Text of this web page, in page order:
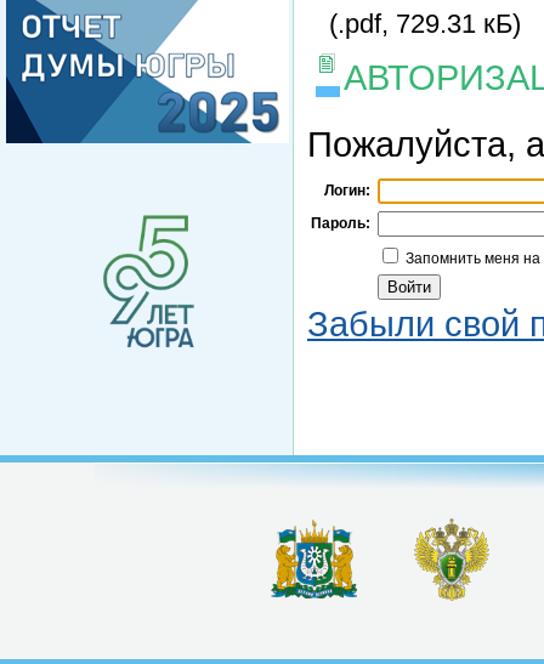
(.pdf, 729.31 кБ)
Пожалуйста,
Логин:
Пароль:
Запомнить меня
Забыли свой